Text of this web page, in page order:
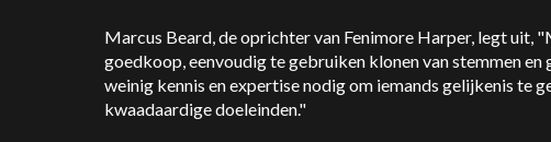
Marcus Beard, de oprichter van Fenimore Harper, legt uit,
goedkoop, eenvoudig te gebruiken klonen van stemmen en
weinig kennis en expertise nodig om iemands gelijkenis te
kwaadaardige doeleinden."